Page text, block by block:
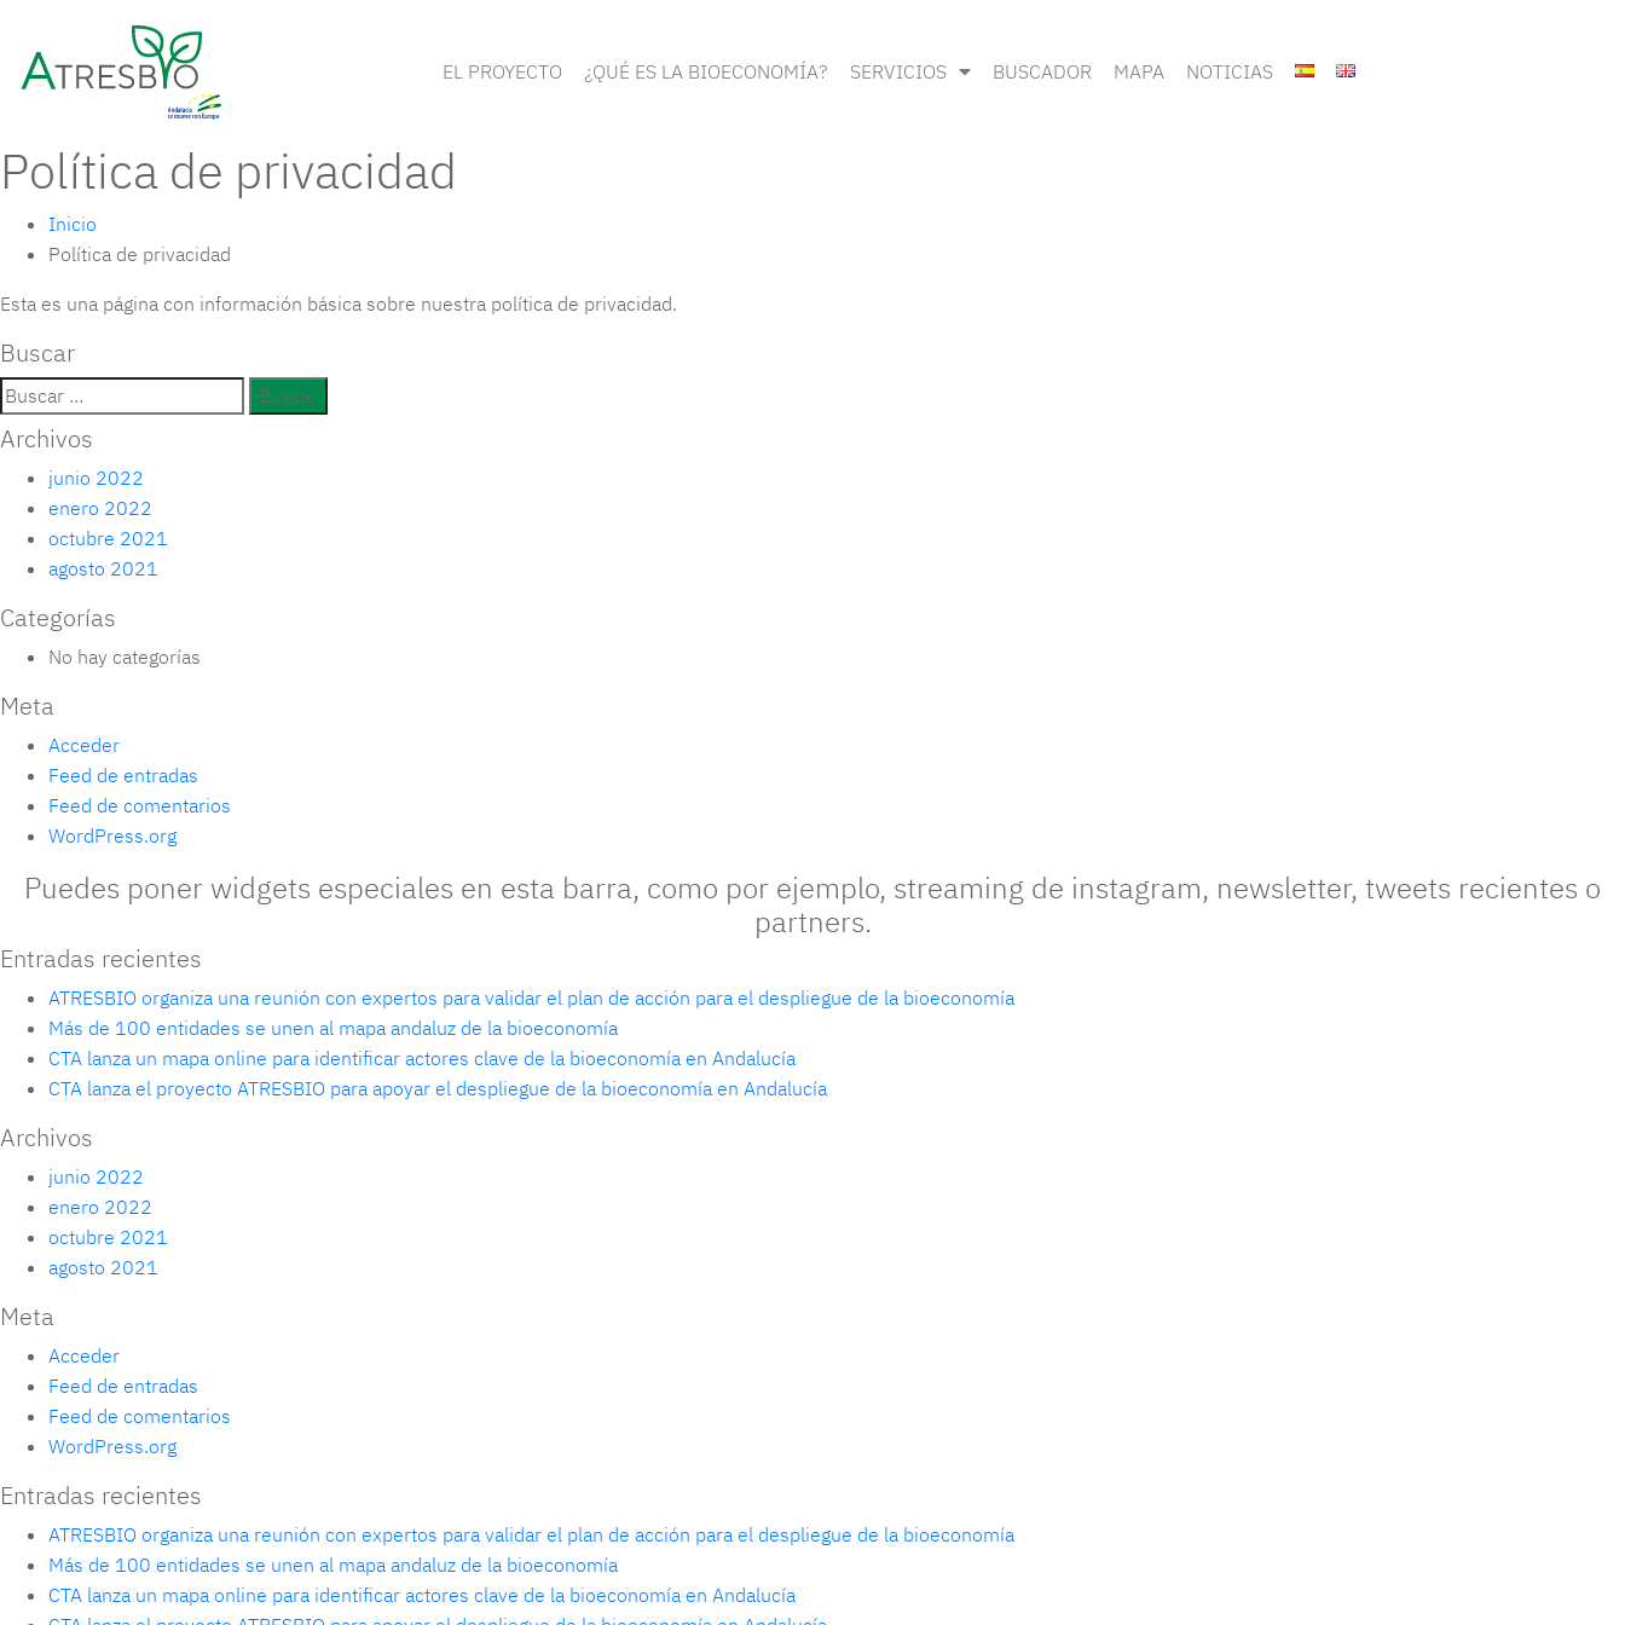
EL PROYECTO ¿QUÉ ES LA BIOECONOMÍA? SERVICIOS BUSCADOR MAPA NOTICIAS
Política de privacidad
Inicio
Política de privacidad
Esta es una página con información básica sobre nuestra política de privacidad.
Buscar
Archivos
junio 2022
enero 2022
octubre 2021
agosto 2021
Categorías
No hay categorías
Meta
Acceder
Feed de entradas
Feed de comentarios
WordPress.org
Puedes poner widgets especiales en esta barra, como por ejemplo, streaming de instagram, newsletter, tweets recientes o
partners.
Entradas recientes
ATRESBIO organiza una reunión con expertos para validar el plan de acción para el despliegue de la bioeconomía
Más de 100 entidades se unen al mapa andaluz de la bioeconomía
CTA lanza un mapa online para identificar actores clave de la bioeconomía en Andalucía
CTA lanza el proyecto ATRESBIO para apoyar el despliegue de la bioeconomía en Andalucía
Archivos
junio 2022
enero 2022
octubre 2021
agosto 2021
Meta
Acceder
Feed de entradas
Feed de comentarios
WordPress.org
Entradas recientes
ATRESBIO organiza una reunión con expertos para validar el plan de acción para el despliegue de la bioeconomía
Más de 100 entidades se unen al mapa andaluz de la bioeconomía
CTA lanza un mapa online para identificar actores clave de la bioeconomía en Andalucía